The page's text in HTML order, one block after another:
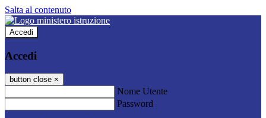
Salta al contenuto
Accedi
Accedi
button close ×
Nome Utente
Password